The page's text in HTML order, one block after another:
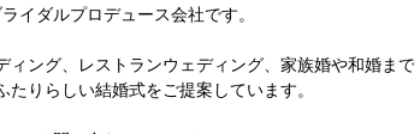
イダルプロデュース会社です。
ィング、レストランウェディング、家族婚や和婚ま
たりらしい結婚式をご提案しています。